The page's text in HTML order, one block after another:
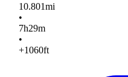
10.801mi
•
7h29m
•
+1060ft